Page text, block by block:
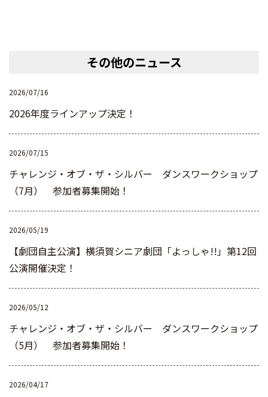
その他のニュース
2026/07/16
2026年度ラインアップ決定！
2026/07/15
チャレンジ・オブ・ザ・シルバー ダンスワークショップ
（7月） 参加者募集開始！
2026/05/19
【劇団自主公演】横須賀シニア劇団「よっしゃ!!」第12回
公演開催決定！
2026/05/12
チャレンジ・オブ・ザ・シルバー ダンスワークショップ
（5月） 参加者募集開始！
2026/04/17